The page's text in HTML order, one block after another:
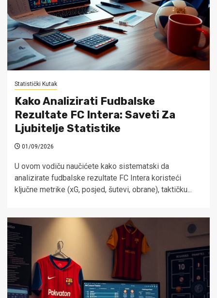
Statistički Kutak
Kako Analizirati Fudbalske
Rezultate FC Intera: Saveti Za
Ljubitelje Statistike
01/09/2026
U ovom vodiču naučićete kako sistematski da
analizirate fudbalske rezultate FC Intera koristeći
ključne metrike (xG, posjed, šutevi, obrane), taktičku...